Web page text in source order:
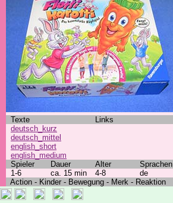
Texte
Links
deutsch_kurz
deutsch_mittel
english_short
english_medium
Spieler Dauer Alter Sprachen
1-6
ca. 15 min 4-8 de
Action - Kinder - Bewegung - Merk - Reaktion